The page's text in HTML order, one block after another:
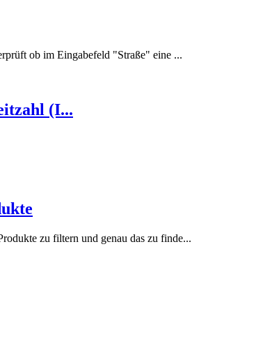
ob im Eingabefeld "Straße" eine ...
(I...
zu filtern und genau das zu finde...